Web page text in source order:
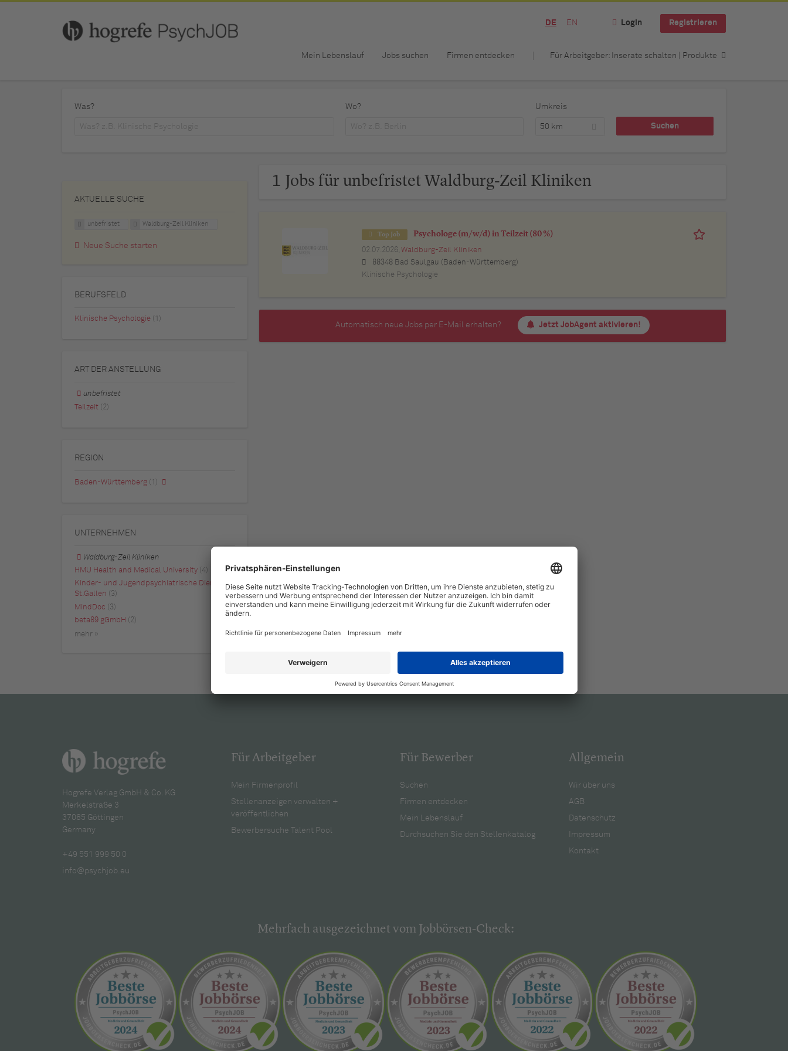
DE EN Login Registrieren
Mein Lebenslauf Jobs suchen Firmen entdecken Für Arbeitgeber: Inserate schalten | Produkte
Was? Wo? Umkreis
50 km
1 Jobs für unbefristet Waldburg-Zeil Kliniken
Top Job Psychologe (m/w/d) in Teilzeit (80 %)
02.07.2026, Waldburg-Zeil Kliniken
88348 Bad Saulgau (Baden-Württemberg)
Klinische Psychologie
Automatisch neue Jobs per E-Mail erhalten? Jetzt JobAgent aktivieren!
AKTUELLE SUCHE
unbefristet Waldburg-Zeil Kliniken
Neue Suche starten
BERUFSFELD
Klinische Psychologie (1)
ART DER ANSTELLUNG
unbefristet
Teilzeit (2)
REGION
Baden-Württemberg (1)
UNTERNEHMEN
Waldburg-Zeil Kliniken
HMU Health and Medical University
(4)
Kinder- und Jugendpsychiatrische Dienste
St.Gallen
(3)
MindDoc (3)
beta89 gGmbH (2)
mehr »
Hogrefe Verlag GmbH & Co. KG
Merkelstraße 3
37085 Göttingen
Germany
+49 551 999 50 0
info@psychjob.eu
Für Arbeitgeber
Mein Firmenprofil
Stellenanzeigen verwalten +
veröffentlichen
Bewerbersuche Talent Pool
Für Bewerber
Suchen
Firmen entdecken
Mein Lebenslauf
Durchsuchen Sie den Stellenkatalog
Allgemein
Wir über uns
AGB
Datenschutz
Impressum
Kontakt
Mehrfach ausgezeichnet vom Jobbörsen-Check: